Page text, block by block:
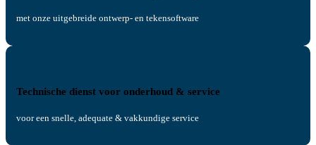
met onze uitgebreide ontwerp- en tekensoftware
Technische dienst voor onderhoud & service
voor een snelle, adequate & vakkundige service